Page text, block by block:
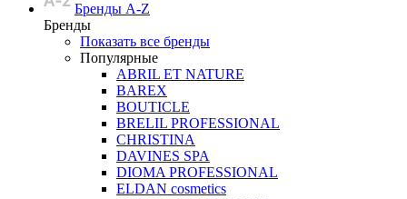
Бренды A-Z
Бренды
Показать все бренды
Популярные
ABRIL ET NATURE
BAREX
BOUTICLE
BRELIL PROFESSIONAL
CHRISTINA
DAVINES SPA
DIOMA PROFESSIONAL
ELDAN cosmetics